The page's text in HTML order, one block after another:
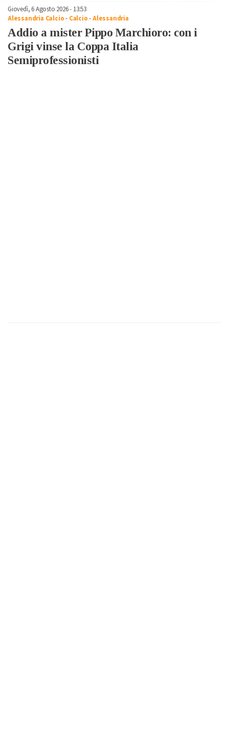
Giovedì, 6 Agosto 2026 - 13:53
Alessandria Calcio- Calcio-Alessandria
Addio a mister Pippo Marchioro: con i
Grigi vinse la Coppa Italia
Semiprofessionisti